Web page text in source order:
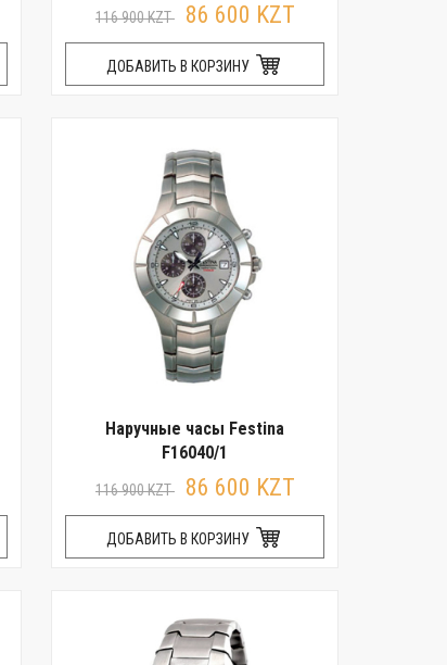
116 900 KZT 86 600 KZT
ДОБАВИТЬ В КОРЗИНУ
Наручные часы Festina
F16040/1
116 900 KZT 86 600 KZT
ДОБАВИТЬ В КОРЗИНУ